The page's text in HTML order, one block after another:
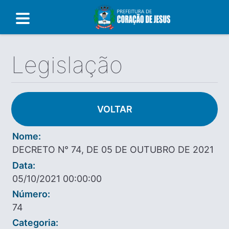
Legislação
VOLTAR
Nome:
DECRETO N° 74, DE 05 DE OUTUBRO DE 2021
Data:
05/10/2021 00:00:00
Número:
74
Categoria: